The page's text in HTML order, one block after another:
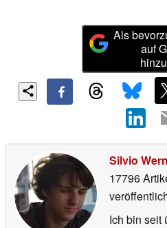
Als
auf
Silvio
17796
Ich bin seit